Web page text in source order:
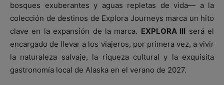
bosques exuberantes y aguas repletas de vida— a la
colección de destinos de Explora Journeys marca un hito
clave en la expansión de la marca. EXPLORA III será el
encargado de llevar a los viajeros, por primera vez, a vivir
la naturaleza salvaje, la riqueza cultural y la exquisita
gastronomía local de Alaska en el verano de 2027.